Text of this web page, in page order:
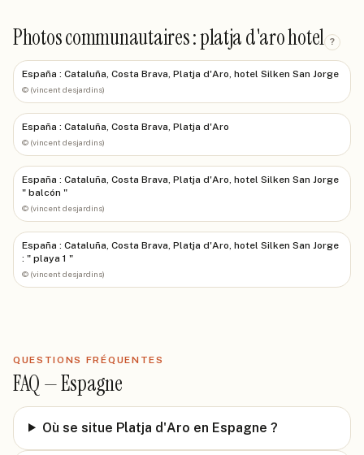
Photos communautaires : platja d'aro hotel ?
España : Cataluña, Costa Brava, Platja d'Aro, hotel Silken San Jorge
© (vincent desjardins)
España : Cataluña, Costa Brava, Platja d'Aro
© (vincent desjardins)
España : Cataluña, Costa Brava, Platja d'Aro, hotel Silken San Jorge
" balcón "
© (vincent desjardins)
España : Cataluña, Costa Brava, Platja d'Aro, hotel Silken San Jorge
: " playa 1 "
© (vincent desjardins)
QUESTIONS FRÉQUENTES
FAQ —Espagne
Où se situe Platja d'Aro en Espagne ?